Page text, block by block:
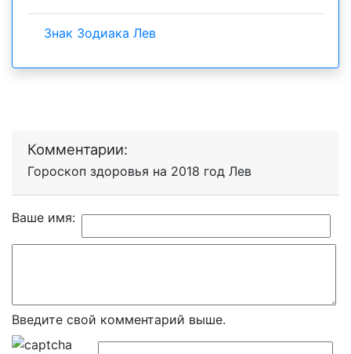
Знак Зодиака Лев
Комментарии:
Гороскоп здоровья на 2018 год Лев
Ваше имя:
Введите свой комментарий выше.